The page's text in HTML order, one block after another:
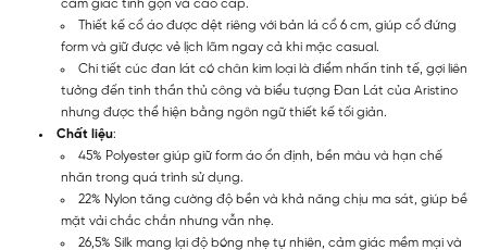
cảm giác tinh gọn và cao cấp.
Thiết kế cổ áo được dệt riêng với bản lá cổ 6 cm, giúp cổ đứng
form và giữ được vẻ lịch lãm ngay cả khi mặc casual.
Chi tiết cúc đan lát có chân kim loại là điểm nhấn tinh tế, gợi liên
tưởng đến tinh thần thủ công và biểu tượng Đan Lát của Aristino
nhưng được thể hiện bằng ngôn ngữ thiết kế tối giản.
Chất liệu:
45% Polyester giúp giữ form áo ổn định, bền màu và hạn chế
nhăn trong quá trình sử dụng.
22% Nylon tăng cường độ bền và khả năng chịu ma sát, giúp bề
mặt vải chắc chắn nhưng vẫn nhẹ.
26,5% Silk mang lại độ bóng nhẹ tự nhiên, cảm giác mềm mại và